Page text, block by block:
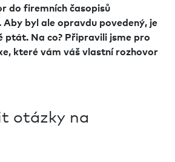
do firemních časopisů
byl ale opravdu povedený, je
ptát. Na co? Připravili jsme pro
které vám váš vlastní rozhovor
otázky na